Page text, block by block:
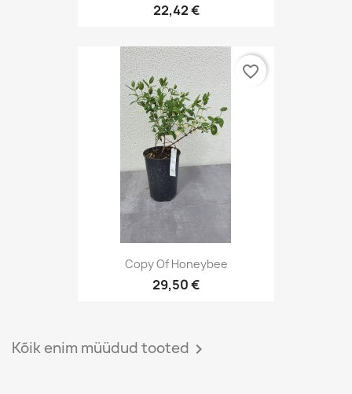
22,42 €
Copy Of Honeybee
29,50 €
favorite_border
Kõik enim müüdud tooted 